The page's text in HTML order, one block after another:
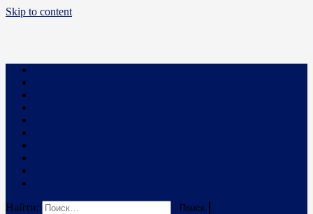
Skip to content
Business PRO
Новости про бизнес и не только
Найти: